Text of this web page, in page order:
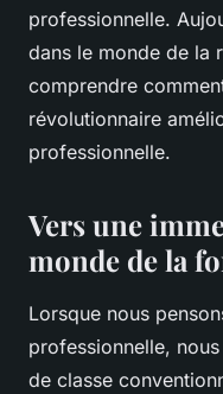
professionnelle.
dans le monde de la
comprendre
révolutionnaire
professionnelle.
Vers une
monde de la
Lorsque nous
professionnelle,
de classe